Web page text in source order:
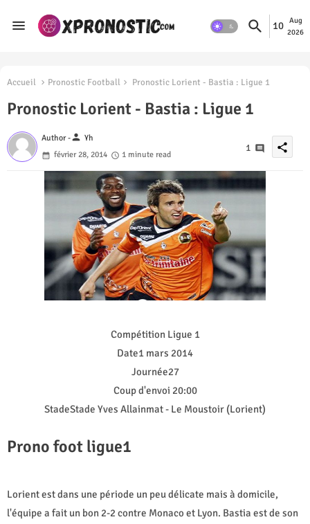
10
Aug
2026
Accueil Pronostic Football Pronostic Lorient - Bastia : Ligue 1
Pronostic Lorient - Bastia : Ligue 1
Author -person Yh
février 28, 2014
1 minute read
1 share
Compétition Ligue 1
Date1 mars 2014
Journée27
Coup d'envoi 20:00
StadeStade Yves Allainmat - Le Moustoir (Lorient)
Prono foot ligue1
Lorient est dans une période un peu délicate mais à domicile,
l'équipe a fait un bon 2-2 contre Monaco et Lyon. Bastia est de son